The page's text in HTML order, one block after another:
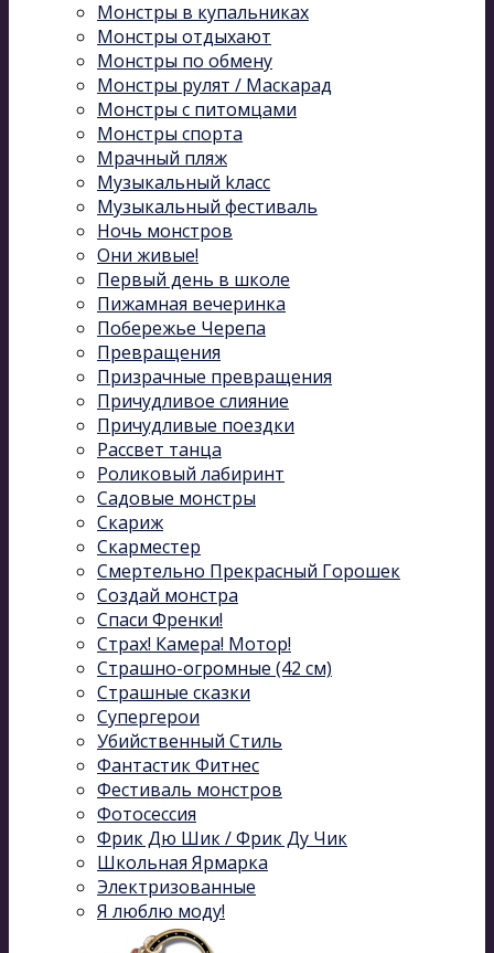
Монстры в купальниках
Монстры отдыхают
Монстры по обмену
Монстры рулят / Маскарад
Монстры с питомцами
Монстры спорта
Мрачный пляж
Музыкальный kласс
Музыкальный фестиваль
Ночь монстров
Они живые!
Первый день в школе
Пижамная вечеринка
Побережье Черепа
Превращения
Призрачные превращения
Причудливое слияние
Причудливые поездки
Рассвет танца
Роликовый лабиринт
Садовые монстры
Скариж
Скарместер
Смертельно Прекрасный Горошек
Создай монстра
Спаси Френки!
Страх! Камера! Мотор!
Страшно-огромные (42 см)
Страшные сказки
Супергерои
Убийственный Стиль
Фантастик Фитнес
Фестиваль монстров
Фотосессия
Фрик Дю Шик / Фрик Ду Чик
Школьная Ярмарка
Электризованные
Я люблю моду!